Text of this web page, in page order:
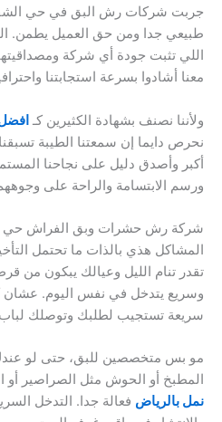
جربت شركات رش البق في حي
طبيعي جدا ومن حق العميل يطمن.
اللي تثبت جودة أي شركة
معنا أشادوا بسرعة استجابتنا
ولأننا نصنف بشهادة الكثيرين كـ
نحرص دايما إن سمعتنا الطيبة
أكبر وأصدق دليل على نجاحنا
ورسم الابتسامة والراحة على
شركة رش حشرات وبق الفراش حي
المشاكل هذي بالذات ما تحتمل
تقدر تنام الليل وعيالك يبكون من
وسريع يتدخل في نفس اليوم. عشان
سريعة تستجيب لطلبك وتوصلك
مو بس متخصصين للبق، حتى لو
المطبخ أو الحوش مثل الصراصير أو
نمل بالرياض فعالة جدا. التدخل